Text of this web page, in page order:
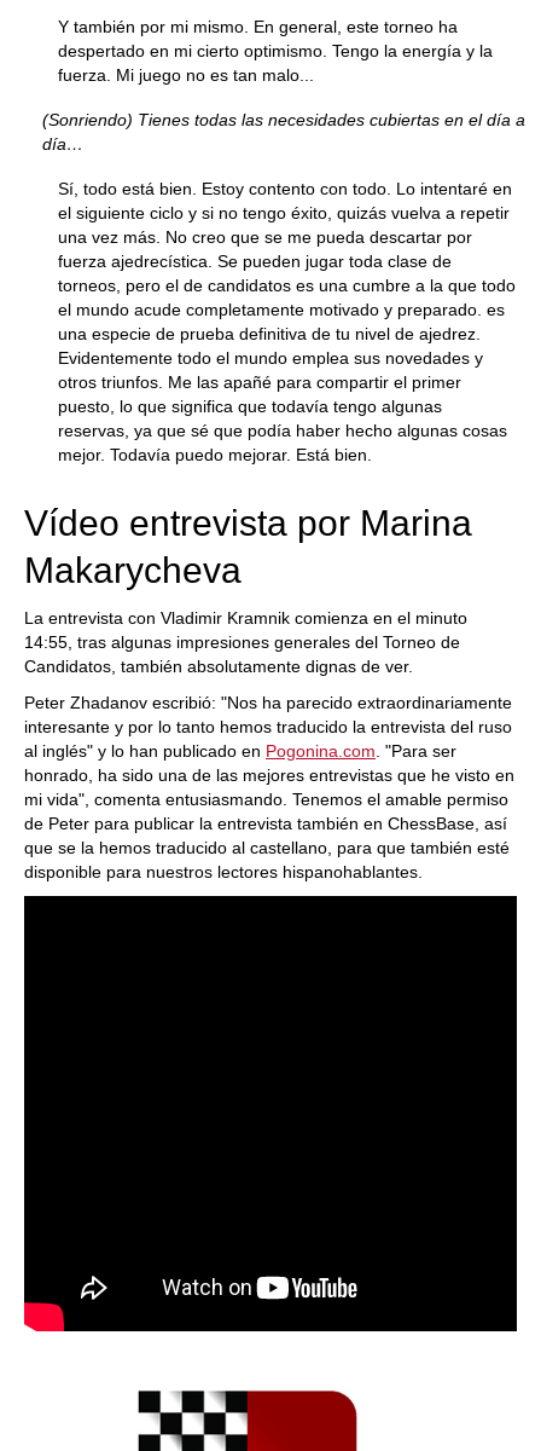
Y también por mi mismo. En general, este torneo ha
despertado en mi cierto optimismo. Tengo la energía y la
fuerza. Mi juego no es tan malo...
(Sonriendo) Tienes todas las necesidades cubiertas en el día a
día…
Sí, todo está bien. Estoy contento con todo. Lo intentaré en
el siguiente ciclo y si no tengo éxito, quizás vuelva a repetir
una vez más. No creo que se me pueda descartar por
fuerza ajedrecística. Se pueden jugar toda clase de
torneos, pero el de candidatos es una cumbre a la que todo
el mundo acude completamente motivado y preparado. es
una especie de prueba definitiva de tu nivel de ajedrez.
Evidentemente todo el mundo emplea sus novedades y
otros triunfos. Me las apañé para compartir el primer
puesto, lo que significa que todavía tengo algunas
reservas, ya que sé que podía haber hecho algunas cosas
mejor. Todavía puedo mejorar. Está bien.
Vídeo entrevista por Marina
Makarycheva
La entrevista con Vladimir Kramnik comienza en el minuto
14:55, tras algunas impresiones generales del Torneo de
Candidatos, también absolutamente dignas de ver.
Peter Zhadanov escribió: "Nos ha parecido extraordinariamente
interesante y por lo tanto hemos traducido la entrevista del ruso
al inglés" y lo han publicado en Pogonina.com. "Para ser
honrado, ha sido una de las mejores entrevistas que he visto en
mi vida", comenta entusiasmando. Tenemos el amable permiso
de Peter para publicar la entrevista también en ChessBase, así
que se la hemos traducido al castellano, para que también esté
disponible para nuestros lectores hispanohablantes.